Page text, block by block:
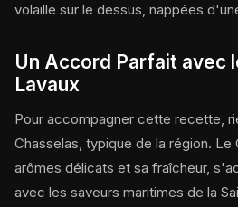
volaille sur le dessus, nappées
Un Accord Parfait avec
Lavaux
Pour accompagner cette recette,
Chasselas, typique de la région. Le
arômes délicats et sa fraîcheur,
avec les saveurs maritimes de la